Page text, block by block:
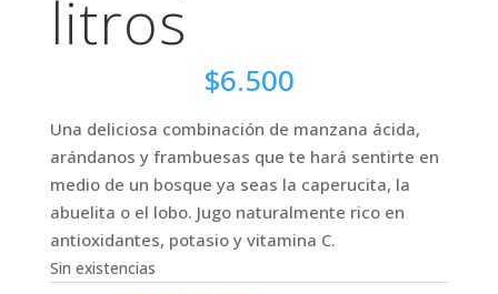
litros
$6.500
Una deliciosa combinación de manzana ácida,
arándanos y frambuesas que te hará sentirte en
medio de un bosque ya seas la caperucita, la
abuelita o el lobo. Jugo naturalmente rico en
antioxidantes, potasio y vitamina C.
Sin existencias